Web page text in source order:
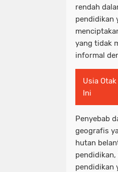
rendah
pendidikan
yang tidak
informal
Usia
Ini
Penyebab
geografis
hutan
pendidikan